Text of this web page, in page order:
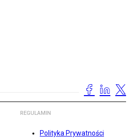
REGULAMIN
Polityka Prywatności